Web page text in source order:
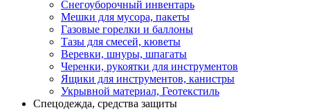
Снегоуборочный инвентарь
Мешки для мусора, пакеты
Газовые горелки и баллоны
Тазы для смесей, кюветы
Веревки, шнуры, шпагаты
Черенки, рукоятки для инструментов
Ящики для инструментов, канистры
Укрывной материал, Геотекстиль
Спецодежда, средства защиты